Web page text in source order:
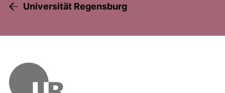
Universität Regensburg